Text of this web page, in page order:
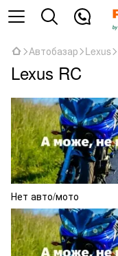
Автобазар Lexus
Lexus RC
Нет авто/мото